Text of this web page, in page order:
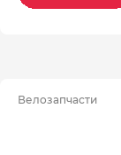
Велозапчасти